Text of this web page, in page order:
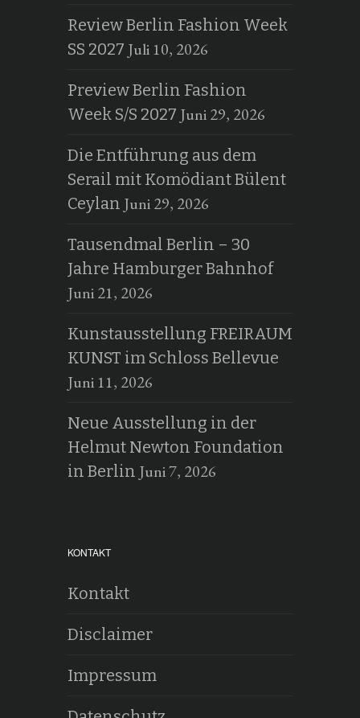
Review Berlin Fashion Week
SS 2027 Juli 10, 2026
Preview Berlin Fashion
Week S/S 2027 Juni 29, 2026
Die Entführung aus dem
Serail mit Komödiant Bülent
Ceylan Juni 29, 2026
Tausendmal Berlin – 30
Jahre Hamburger Bahnhof
Juni 21, 2026
Kunstausstellung FREIRAUM
KUNST im Schloss Bellevue
Juni 11, 2026
Neue Ausstellung in der
Helmut Newton Foundation
in Berlin Juni 7, 2026
KONTAKT
Kontakt
Disclaimer
Impressum